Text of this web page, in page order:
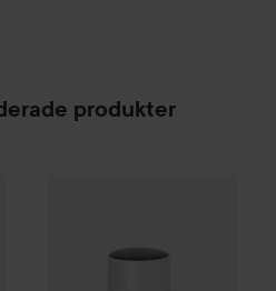
produkter